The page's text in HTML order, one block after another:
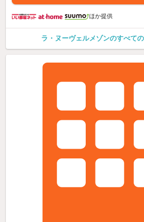
ほか提供
ラ・ヌーヴェルメゾンのすべて